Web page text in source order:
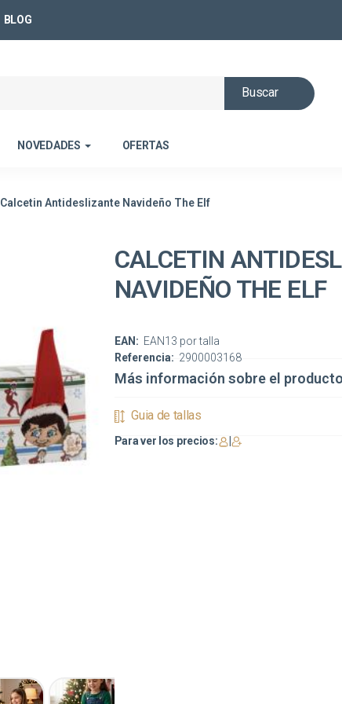
BLOG
Buscar
NOVEDADES OFERTAS
Calcetin Antideslizante Navideño The Elf
CALCETIN
NAVIDEÑO THE ELF
Referencia: 2900003168
EAN: EAN13 por talla
Más información sobre el
Guia de tallas
Para ver los precios: